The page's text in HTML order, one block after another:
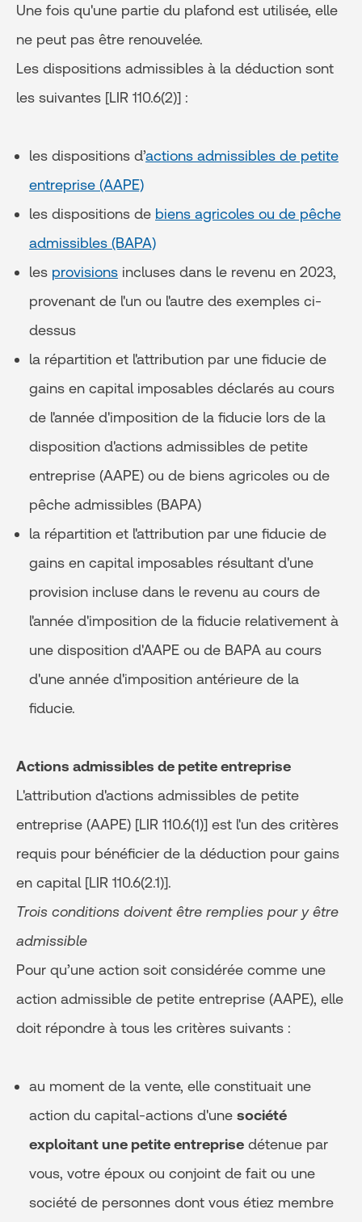
Une fois qu'une partie du plafond est utilisée, elle
ne peut pas être renouvelée.
Les dispositions admissibles à la déduction sont
les suivantes [LIR 110.6(2)] :
les dispositions d’actions admissibles de petite
entreprise (AAPE)
les dispositions de biens agricoles ou de pêche
admissibles (BAPA)
les provisions incluses dans le revenu en 2023,
provenant de l'un ou l'autre des exemples ci-
dessus
la répartition et l'attribution par une fiducie de
gains en capital imposables déclarés au cours
de l'année d'imposition de la fiducie lors de la
disposition d'actions admissibles de petite
entreprise (AAPE) ou de biens agricoles ou de
pêche admissibles (BAPA)
la répartition et l'attribution par une fiducie de
gains en capital imposables résultant d'une
provision incluse dans le revenu au cours de
l'année d'imposition de la fiducie relativement à
une disposition d'AAPE ou de BAPA au cours
d'une année d'imposition antérieure de la
fiducie.
Actions admissibles de petite entreprise
L'attribution d'actions admissibles de petite
entreprise (AAPE) [LIR 110.6(1)] est l'un des critères
requis pour bénéficier de la déduction pour gains
en capital [LIR 110.6(2.1)].
Trois conditions doivent être remplies pour y être
admissible
Pour qu’une action soit considérée comme une
action admissible de petite entreprise (AAPE), elle
doit répondre à tous les critères suivants :
au moment de la vente, elle constituait une
action du capital-actions d'une société
exploitant une petite entreprise détenue par
vous, votre époux ou conjoint de fait ou une
société de personnes dont vous étiez membre